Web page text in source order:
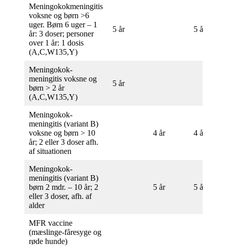
Meningokokmeningitis
voksne og børn >6
uger. Børn 6 uger – 1
år: 3 doser; personer
over 1 år: 1 dosis
(A,C,W135,Y)
5 år 5 år
Meningokok-
meningitis voksne og
børn > 2 år
(A,C,W135,Y)
5 år
Meningokok-
meningitis (variant B)
voksne og børn > 10
år; 2 eller 3 doser afh.
af situationen
4 år 4 år
Meningokok-
meningitis (variant B)
børn 2 mdr. – 10 år; 2
eller 3 doser, afh. af
alder
5 år 5 år
MFR vaccine
(mæslinge-fåresyge og
røde hunde)